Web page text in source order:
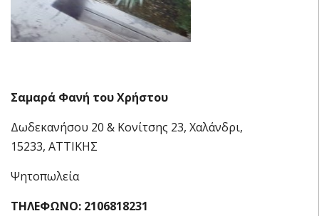
Σαμαρά Φανή του Χρήστου
Δωδεκανήσου 20 & Κονίτσης 23, Χαλάνδρι,
15233, ΑΤΤΙΚΗΣ
Ψητοπωλεία
ΤΗΛΕΦΩΝΟ: 2106818231